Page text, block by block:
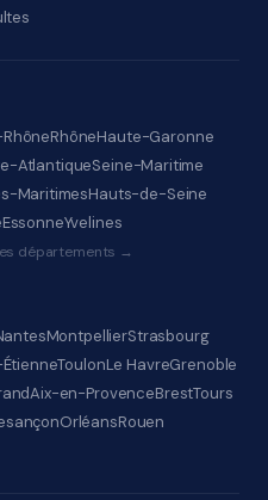
RhôneHaute-Garonne
AtlantiqueSeine-Maritime
MaritimesHauts-de-Seine
EssonneYvelines
départements →
MontpellierStrasbourg
ToulonLe HavreGrenoble
Aix-en-ProvenceBrestTours
OrléansRouen